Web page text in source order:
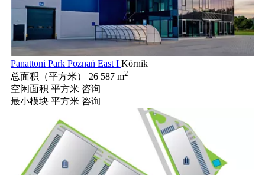
Panattoni Park Poznań East I Kórnik
总面积（平方米）
26 587 m2
空闲面积 平方米 咨询
最小模块 平方米 咨询